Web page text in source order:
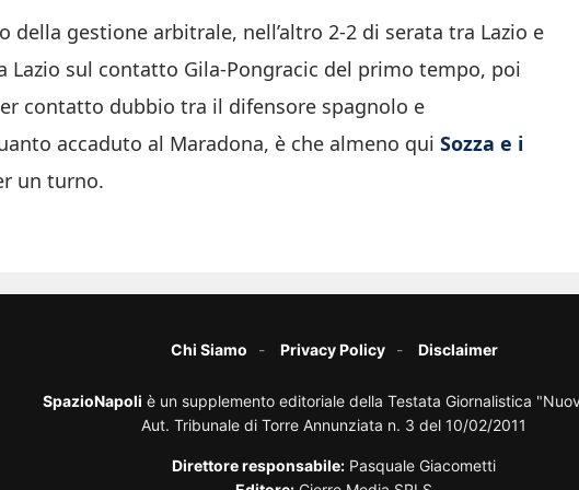
gestione arbitrale, nell’altro 2-2 di serata tra Lazio e
sul contatto Gila-Pongracic del primo tempo, poi
contatto dubbio tra il difensore spagnolo e
accaduto al Maradona, è che almeno qui Sozza e i
un turno.
Chi Siamo Privacy Policy Disclaimer
SpazioNapoli è un supplemento editoriale della Testata Giornalistica
Aut. Tribunale di Torre Annunziata n. 3 del 10/02/2011
Direttore responsabile: Pasquale Giacometti